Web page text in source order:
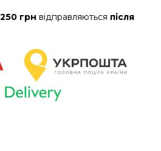
грн відправляються після